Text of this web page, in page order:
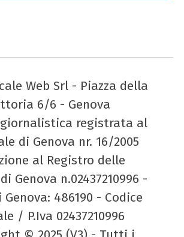
Web Srl - Piazza della
6/6 - Genova
registrata al
di Genova nr. 16/2005
al Registro delle
Genova n.02437210996 -
Genova: 486190 - Codice
/ P.Iva 02437210996